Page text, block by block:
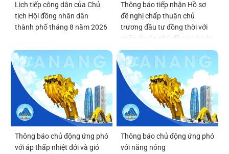
Lịch tiếp công dân của Chủ
tịch Hội đồng nhân dân
thành phố tháng 8 năm 2026
Thông báo tiếp nhận Hồ sơ
đề nghị chấp thuận chủ
trương đầu tư đồng thời với
chấp thuận nhà đầu tư dự án
Viện Nghiên cứu, phát triển,
ứng dụng công nghệ bán dẫn
và trí tuệ nhân tạo Đà Nẵng
(DSAI-TECH)
Thông báo chủ động ứng phó
với áp thấp nhiệt đới và gió
Thông báo chủ động ứng phó
với nắng nóng